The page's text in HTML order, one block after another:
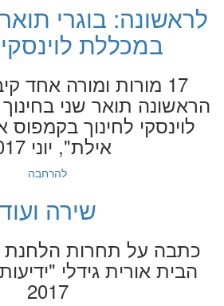
לראשונה: בוגרי
במכללת לוינסקי
17 מורות ומורה אחד
הראשונה תואר שני
לוינסקי לחינוך בקמפוס
אילת", יוני 2017
להרחבה
שירה ועוד
כתבה על תחרות הלחנת
הבית אורית גידלי
2017